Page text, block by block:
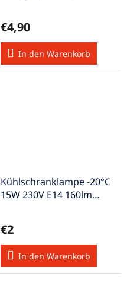
€4,90
In den Warenkorb
Kühlschranklampe -20°C
15W 230V E14 160lm
€2
In den Warenkorb